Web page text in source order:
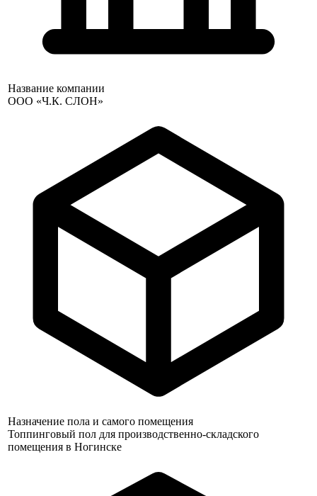
Название компании
ООО «Ч.К. СЛОН»
Назначение пола и самого помещения
Топпинговый пол для производственно-складского
помещения в Ногинске